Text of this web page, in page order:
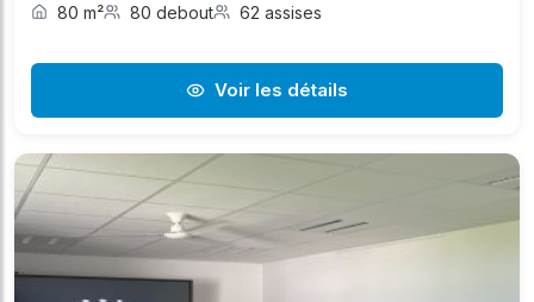
80 m² 80 debout 62 assises
Voir les détails